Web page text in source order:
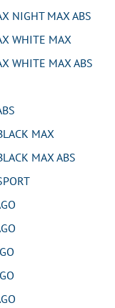
MAX ABS
WHITE MAX
MAX ABS
MAX
MAX ABS